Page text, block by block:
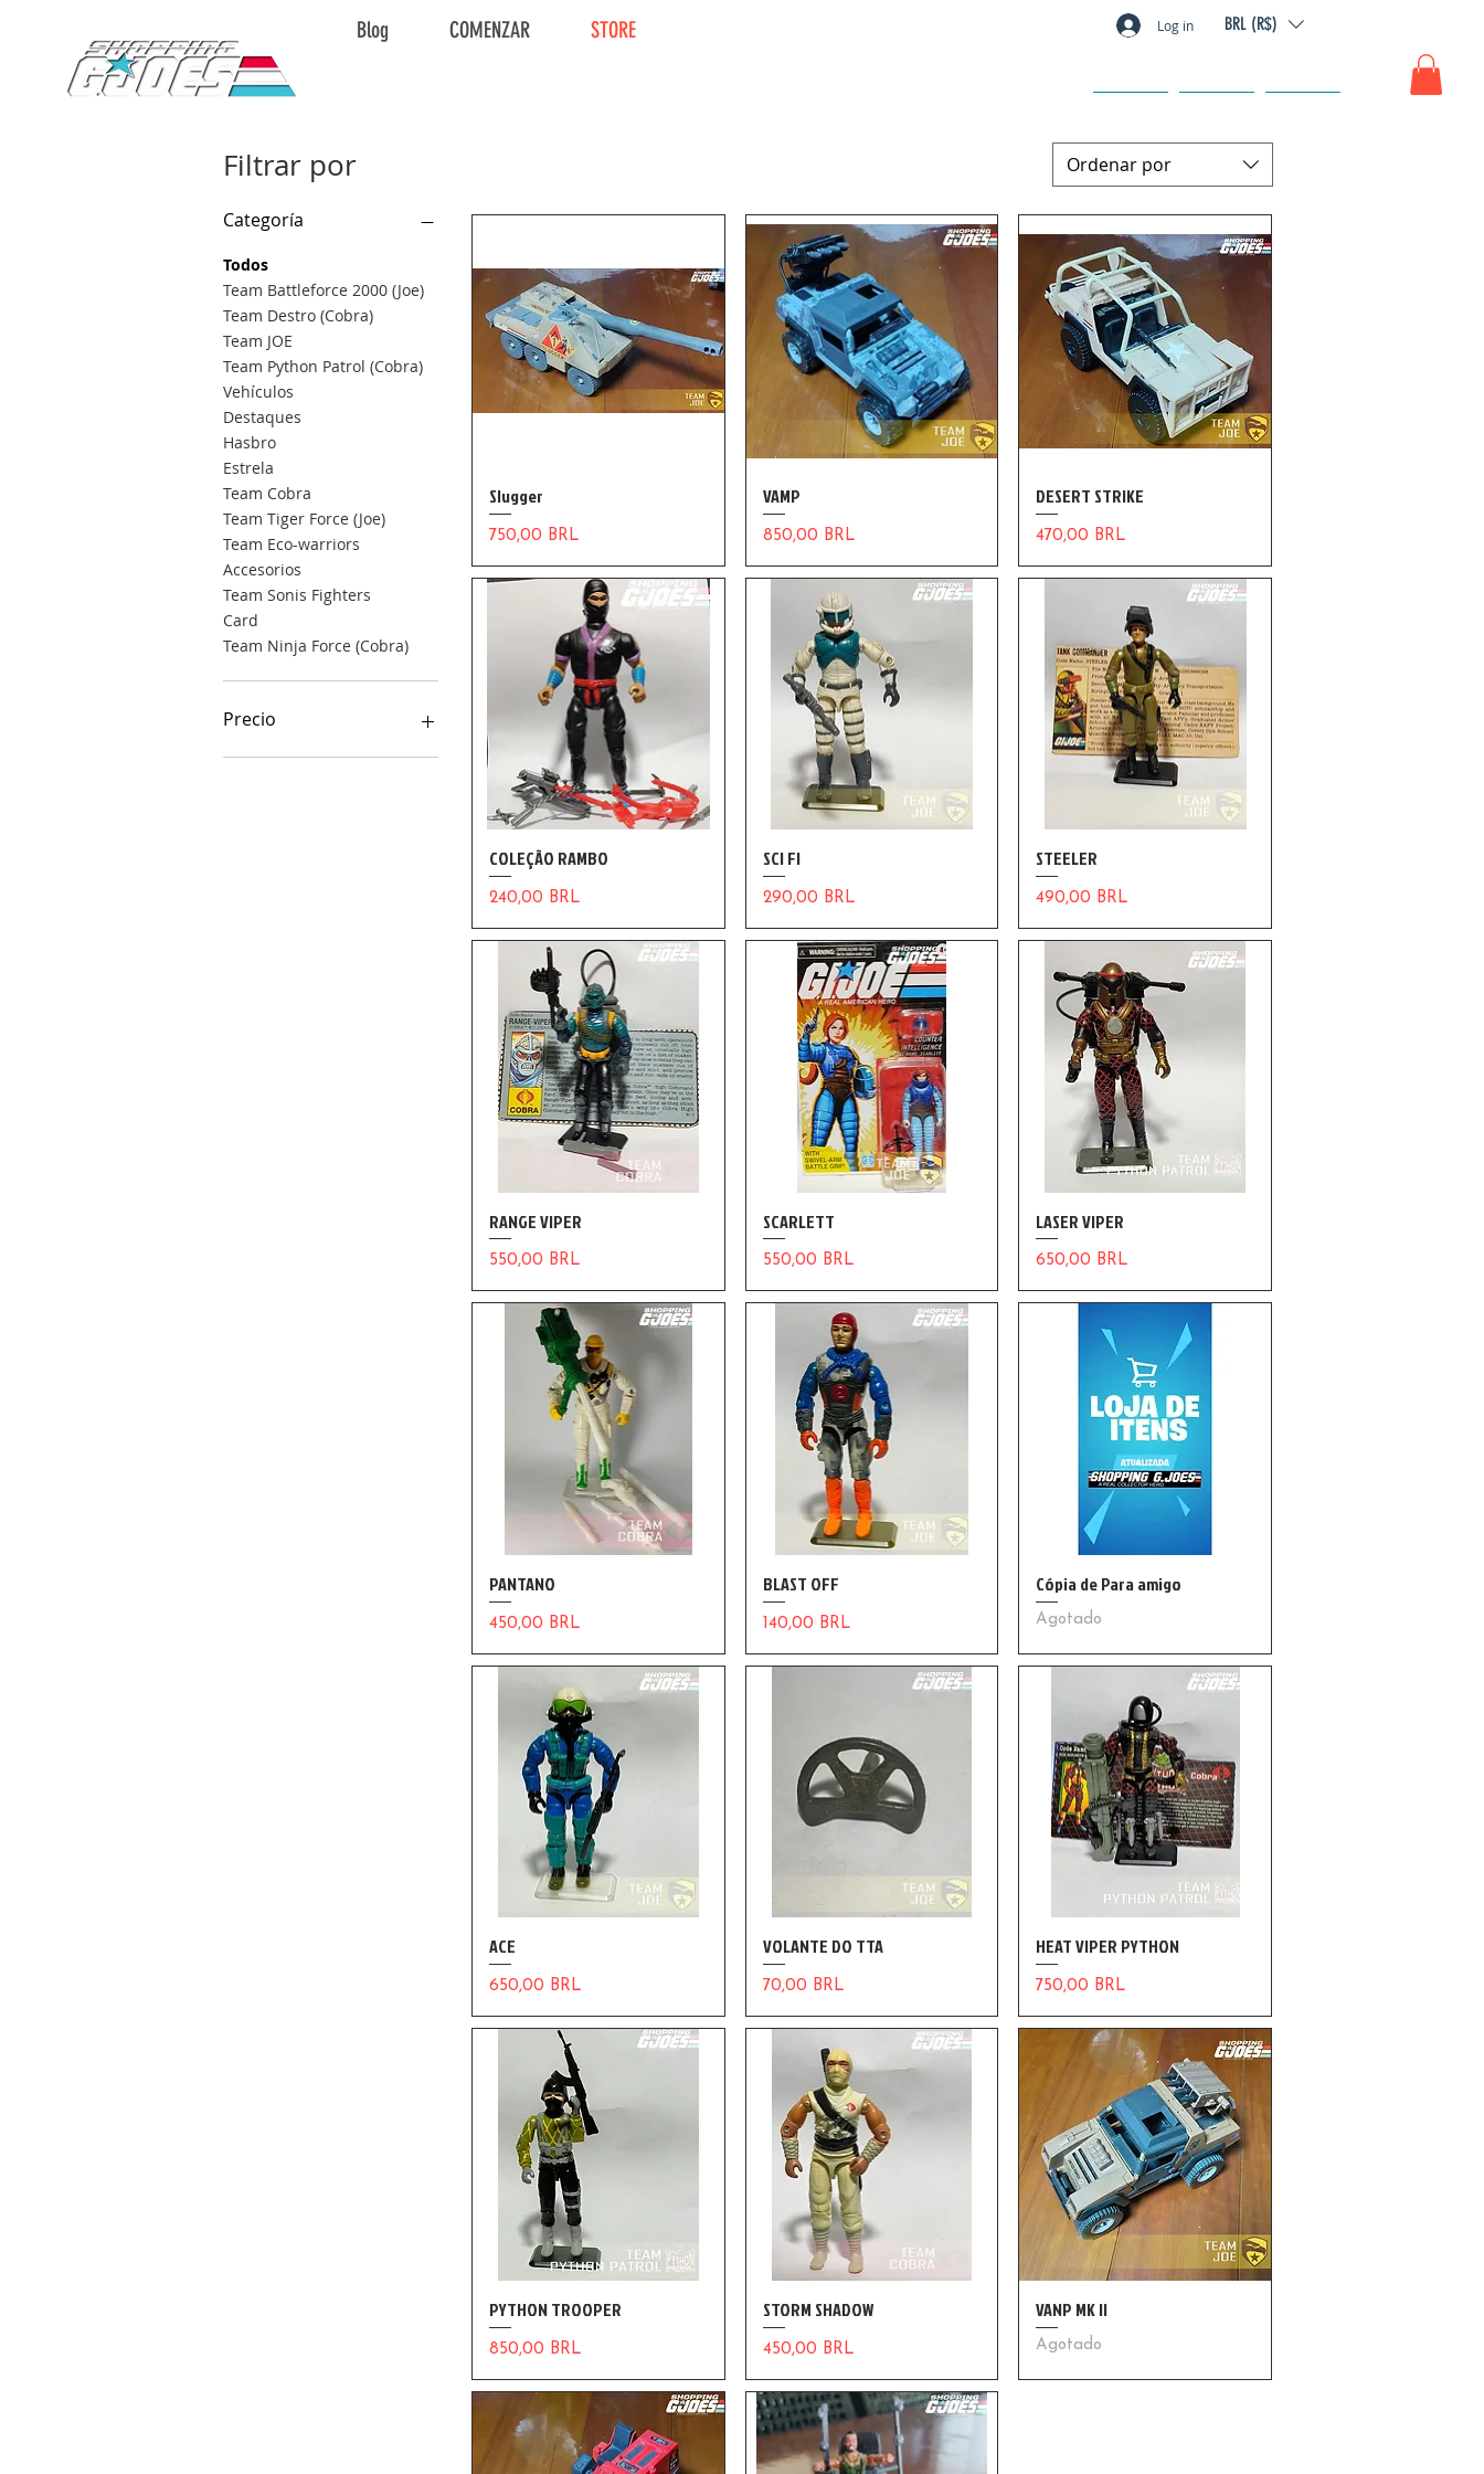
BRL (R$)
Blog COMENZAR STORE Log in
Filtrar por
Categoría
Todos
Team Battleforce 2000 (Joe)
Team Destro (Cobra)
Team JOE
Team Python Patrol (Cobra)
Vehículos
Destaques
Hasbro
Estrela
Team Cobra
Team Tiger Force (Joe)
Team Eco-warriors
Accesorios
Team Sonis Fighters
Card
Team Ninja Force (Cobra)
Precio
Ordenar por
Slugger
Precio
750,00 BRL
VAMP
Precio
850,00 BRL
DESERT STRIKE
Precio
470,00 BRL
COLEÇÃO RAMBO
Precio
240,00 BRL
SCI FI
Precio
290,00 BRL
STEELER
Precio
490,00 BRL
RANGE VIPER
Precio
550,00 BRL
SCARLETT
Precio
550,00 BRL
LASER VIPER
Precio
650,00 BRL
PANTANO
Precio
450,00 BRL
BLAST OFF
Precio
140,00 BRL
Cópia de Para amigo
Agotado
ACE
Precio
650,00 BRL
VOLANTE DO TTA
Precio
70,00 BRL
HEAT VIPER PYTHON
Precio
750,00 BRL
PYTHON TROOPER
Precio
850,00 BRL
STORM SHADOW
Precio
450,00 BRL
VANP MK II
Agotado